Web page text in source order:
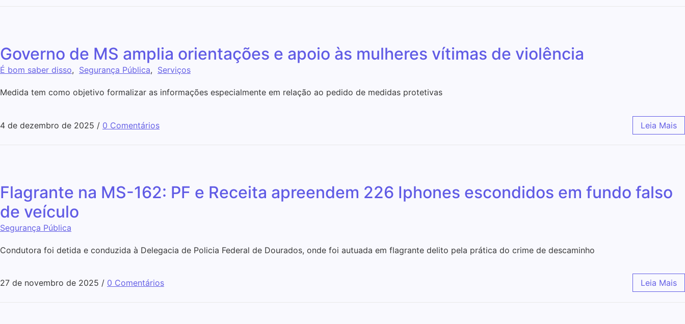
Governo de MS amplia orientações e apoio às mulheres vítimas de violência
É bom saber disso, Segurança Pública, Serviços
Medida tem como objetivo formalizar as informações especialmente em relação ao pedido de medidas protetivas
4 de dezembro de 2025 / 0 Comentários Leia Mais
Flagrante na MS-162: PF e Receita apreendem 226 Iphones escondidos em fundo falso
de veículo
Segurança Pública
Condutora foi detida e conduzida à Delegacia de Policia Federal de Dourados, onde foi autuada em flagrante delito pela prática do crime de descaminho
27 de novembro de 2025 / 0 Comentários Leia Mais